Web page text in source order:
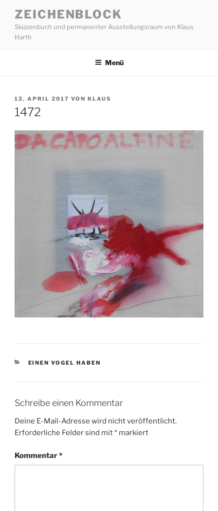
Inhalt
springen
ZEICHENBLOCK
Skizzenbuch und permanenter Ausstellungsraum von Klaus
Harth
Menü
VERÖFFENTLICHT
AM
12. APRIL 2017 VON KLAUS
1472
KATEGORIEN
EINEN VOGEL HABEN
Schreibe einen Kommentar
Deine E-Mail-Adresse wird nicht veröffentlicht.
Erforderliche Felder sind mit* markiert
Kommentar*